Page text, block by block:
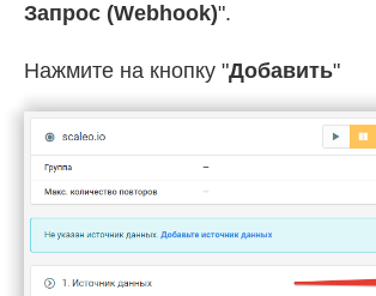
Запрос (Webhook)".
Нажмите на кнопку "Добавить"